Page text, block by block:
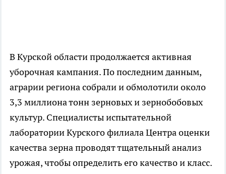
В Курской области продолжается активная
уборочная кампания. По последним данным,
аграрии региона собрали и обмолотили около
3,3 миллиона тонн зерновых и зернобобовых
культур. Специалисты испытательной
лаборатории Курского филиала Центра оценки
качества зерна проводят тщательный анализ
урожая, чтобы определить его качество и класс.